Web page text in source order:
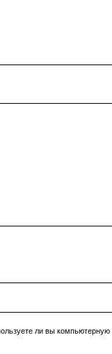
ли вы